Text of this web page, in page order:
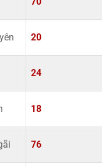
20
24
18
76